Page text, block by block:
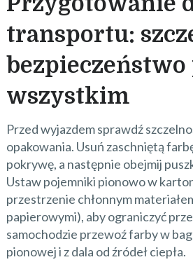
transportu:
bezpieczeństwo
wszystkim
Przed wyjazdem sprawdź
opakowania. Usuń zaschniętą
pokrywę, a następnie obejmij
Ustaw pojemniki pionowo w
przestrzenie chłonnym
papierowymi), aby ograniczyć
samochodzie przewoź farby w
pionowej i z dala od źródeł ciepła.